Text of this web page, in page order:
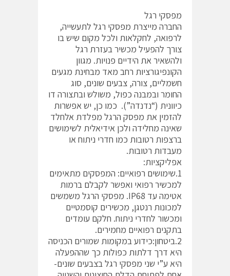
מפסקי רגל
החברה מייצרת מפסקי רגל לתעשייה,
לרפואה, לחקלאות ולכל מקום שיש בו
צורך להפעיל מכשיר בעזרת רגל
ולהשאיר את הידיים פנויות. מגוון
הקונפיגורציות רחב מאד מבחינת מגעים
חשמליים, צורה, צבעים שונים, סוג
החומר ובמבנה כפול, משולש ובתצורה דו
כיוונית (“נדנדה”). כמו כן, יש אפשרות
להזמין את מפסק הרגל מפלדת אלחלד
שאינה מחלידה ולכן אידיאלית לשימושים
ברצפות רטובות כמו חדרי ניתוח או
מעבדות רטובות.
אפליקציות:
1.שימושים רפואיים: המפסקים מתאימים
למכשיר רפואי ואפשר לקבלם ברמות
אטימה עד IP68. מפסקי הרגל משמשים
למכונות רנטגן, מכשירים קוסמטיים
ומכשור לחדרי ניתוח. חלקם עומדים
בתקנים רפואיים מחמירים.
2.ביטחון:כידוע במקומות שמורים הכניסה
היא דרך דלתות כפולות כך שההפעלה
היא ע”י שני מפסקי רגל בצבעים שונים-